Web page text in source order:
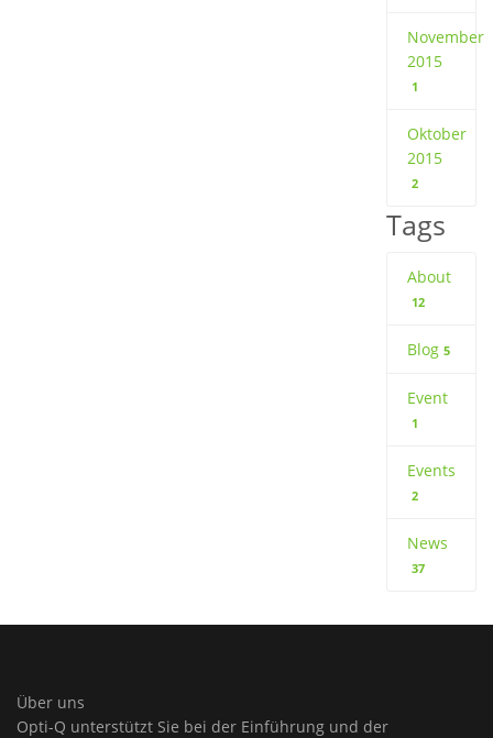
November
2015
1
Oktober
2015
2
Tags
About
12
Blog 5
Event
1
Events
2
News
37
Über uns
Opti-Q unterstützt Sie bei der Einführung und der